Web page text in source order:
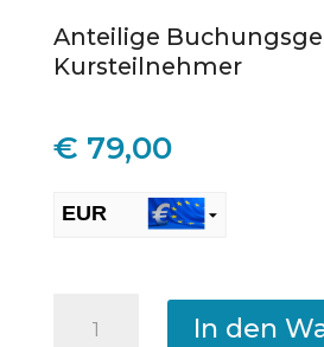
Anteilige
Kursteilnehmer
€ 79,00
EUR
CLASSROOM
In den